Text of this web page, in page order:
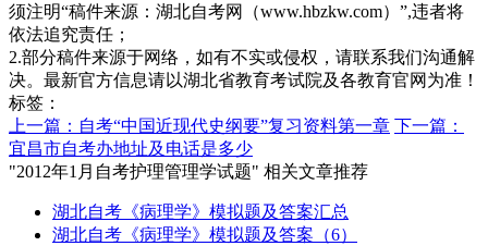
须注明“稿件来源：湖北自考网（www.hbzkw.com）”,违者将
依法追究责任；
2.部分稿件来源于网络，如有不实或侵权，请联系我们沟通解
决。最新官方信息请以湖北省教育考试院及各教育官网为准！
标签：
上一篇：自考“中国近现代史纲要”复习资料第一章 下一篇：
宜昌市自考办地址及电话是多少
"2012年1月自考护理管理学试题" 相关文章推荐
湖北自考《病理学》模拟题及答案汇总
湖北自考《病理学》模拟题及答案（6）